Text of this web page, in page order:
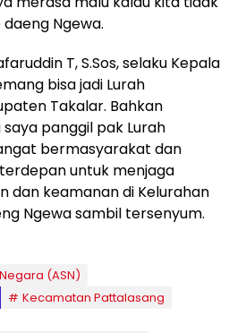
Ngewa.
T, S.Sos, selaku Kepala
bisa jadi Lurah
Takalar. Bahkan
panggil pak Lurah
bermasyarakat dan
untuk menjaga
dan keamanan di Kelurahan
Ngewa sambil tersenyum.
(ASN)
Kecamatan Pattalasang